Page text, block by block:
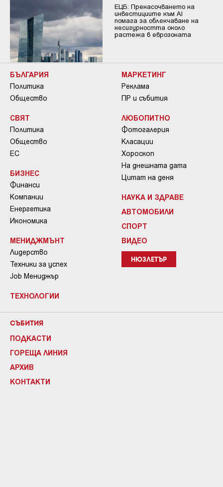
ЕЦБ: Пренасочването на
инвестициите към AI
помага за облекчаване на
несигурността около
растежа в еврозоната
БЪЛГАРИЯ
Политика
Общество
СВЯТ
Политика
Общество
ЕС
БИЗНЕС
Финанси
Компании
Енергетика
Икономика
МЕНИДЖМЪНТ
Лидерство
Техники за успех
Job Мениджър
ТЕХНОЛОГИИ
МАРКЕТИНГ
Реклама
ПР и събития
ЛЮБОПИТНО
Фотогалерия
Класации
Хороскоп
На днешната дата
Цитат на деня
НАУКА И ЗДРАВЕ
АВТОМОБИЛИ
СПОРТ
ВИДЕО
НЮЗЛЕТЪР
СЪБИТИЯ
ПОДКАСТИ
ГОРЕЩА ЛИНИЯ
АРХИВ
КОНТАКТИ